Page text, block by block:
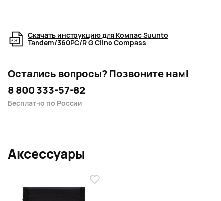
Скачать инструкцию для Компас Suunto
Tandem/360PC/R G Clino Compass
Остались вопросы?Позвоните нам!
8 800 333-57-82
Бесплатно по России
Аксессуары